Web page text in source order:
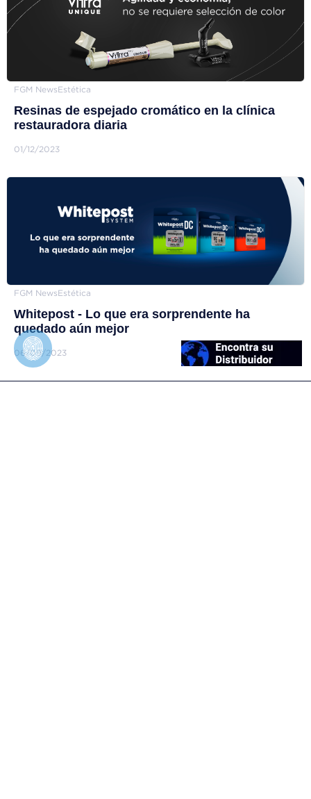
FGM News Estética
Resinas de espejado cromático en la clínica
restauradora diaria
01/12/2023
FGM News Estética
Whitepost - Lo que era sorprendente ha
quedado aún mejor
06/09/2023